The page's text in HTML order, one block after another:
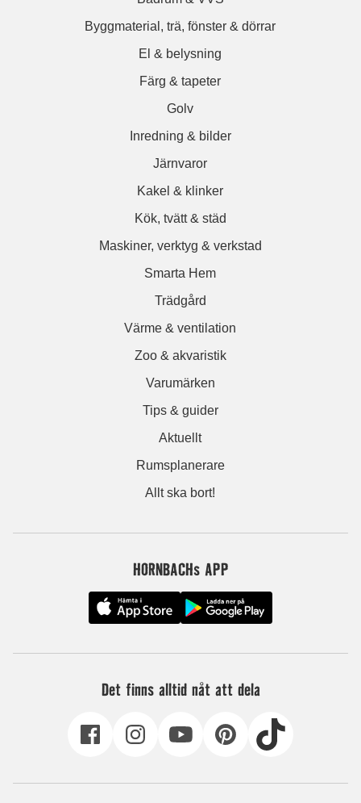
Byggmaterial, trä, fönster & dörrar
El & belysning
Färg & tapeter
Golv
Inredning & bilder
Järnvaror
Kakel & klinker
Kök, tvätt & städ
Maskiner, verktyg & verkstad
Smarta Hem
Trädgård
Värme & ventilation
Zoo & akvaristik
Varumärken
Tips & guider
Aktuellt
Rumsplanerare
Allt ska bort!
HORNBACHs APP
Det finns alltid nåt att dela